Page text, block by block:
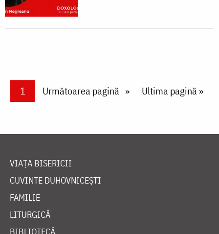
PaginareCurrent page
1 Next page
Următoarea pagină Last page
Ultima pagină »
VIAȚA BISERICII
CUVINTE DUHOVNICEȘTI
FAMILIE
LITURGICĂ